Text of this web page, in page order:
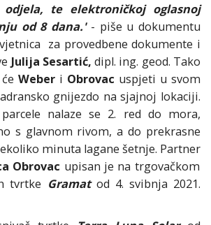
odjela, te elektroničkoj oglasnoj
od 8 dana.'- piše u dokumentu
za provedbene dokumente i
Julija Sesartić,dipl. ing. geod. Tako
Weber i Obrovac uspjeti u svom
gnijezdo na sjajnoj lokaciji.
nalaze se 2. red do mora,
s glavnom rivom, a do prekrasne
minuta lagane šetnje. Partner
Obrovac upisan je na trgovačkom
tvrtke Gramat od 4. svibnja 2021.